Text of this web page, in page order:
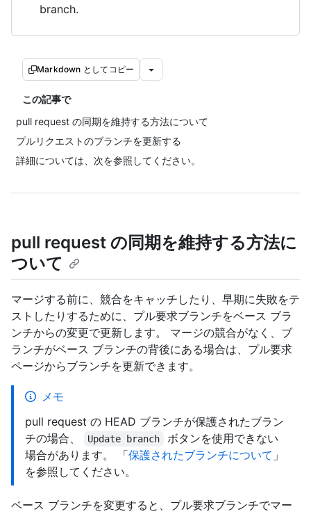
branch.
Markdown としてコピー
この記事で
pull request の同期を維持する方法について
プルリクエストのブランチを更新する
詳細については、次を参照してください。
pull request の同期を維持する方法に
ついて
マージする前に、競合をキャッチしたり、早期に失敗をテ
ストしたりするために、プル要求ブランチをベース ブラ
ンチからの変更で更新します。 マージの競合がなく、ブ
ランチがベース ブランチの背後にある場合は、プル要求
ページからブランチを更新できます。
メモ
pull request の HEAD ブランチが保護されたブラン
チの場合、
Update branch
ボタンを使用できない
場合があります。 「保護されたブランチについて 」
を参照してください。
ベース ブランチを変更すると、プル要求ブランチでマー